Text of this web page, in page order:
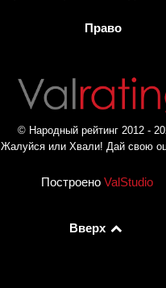
Право
© Народный рейтинг 2012 -
Жалуйся или Хвали! Дай свою
Построено ValStudio
Вверх